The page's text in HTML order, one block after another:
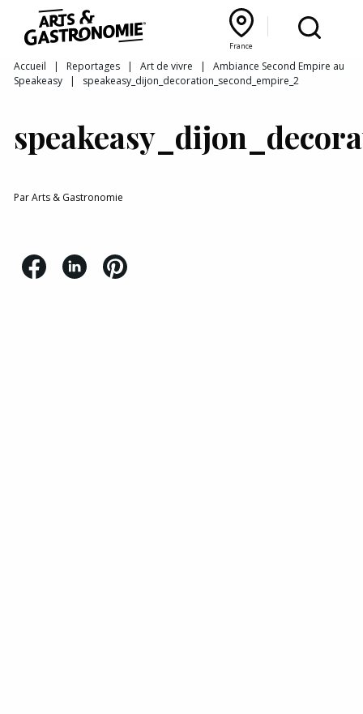
France
Recettes
Reportages
Actualités
Interviews
Bourgogne Franche‑Comté
France
Lyon Rhône‑Alpes
Accueil | Reportages | Art de vivre | Ambiance Second Empire au
Speakeasy | speakeasy_dijon_decoration_second_empire_2
ParArts & Gastronomie